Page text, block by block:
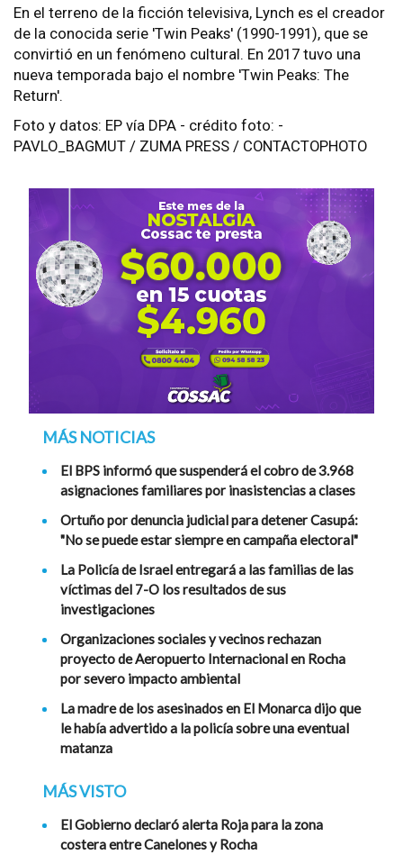
En el terreno de la ficción televisiva, Lynch es el creador
de la conocida serie 'Twin Peaks' (1990-1991), que se
convirtió en un fenómeno cultural. En 2017 tuvo una
nueva temporada bajo el nombre 'Twin Peaks: The
Return'.
Foto y datos: EP vía DPA - crédito foto: -
PAVLO_BAGMUT / ZUMA PRESS / CONTACTOPHOTO
MÁS NOTICIAS
El BPS informó que suspenderá el cobro de 3.968
asignaciones familiares por inasistencias a clases
Ortuño por denuncia judicial para detener Casupá:
"No se puede estar siempre en campaña electoral"
La Policía de Israel entregará a las familias de las
víctimas del 7-O los resultados de sus
investigaciones
Organizaciones sociales y vecinos rechazan
proyecto de Aeropuerto Internacional en Rocha
por severo impacto ambiental
La madre de los asesinados en El Monarca dijo que
le había advertido a la policía sobre una eventual
matanza
MÁS VISTO
El Gobierno declaró alerta Roja para la zona
costera entre Canelones y Rocha